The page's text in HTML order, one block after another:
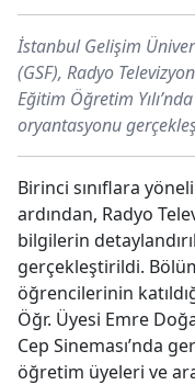
İstanbul Gelişim
(GSF), Radyo
Eğitim Öğretim
oryantasyonu
Birinci sınıflara
ardından, Radyo
bilgilerin
gerçekleştirildi.
öğrencilerinin
Öğr. Üyesi Emre
Cep Sineması’nda
öğretim üyeleri ve